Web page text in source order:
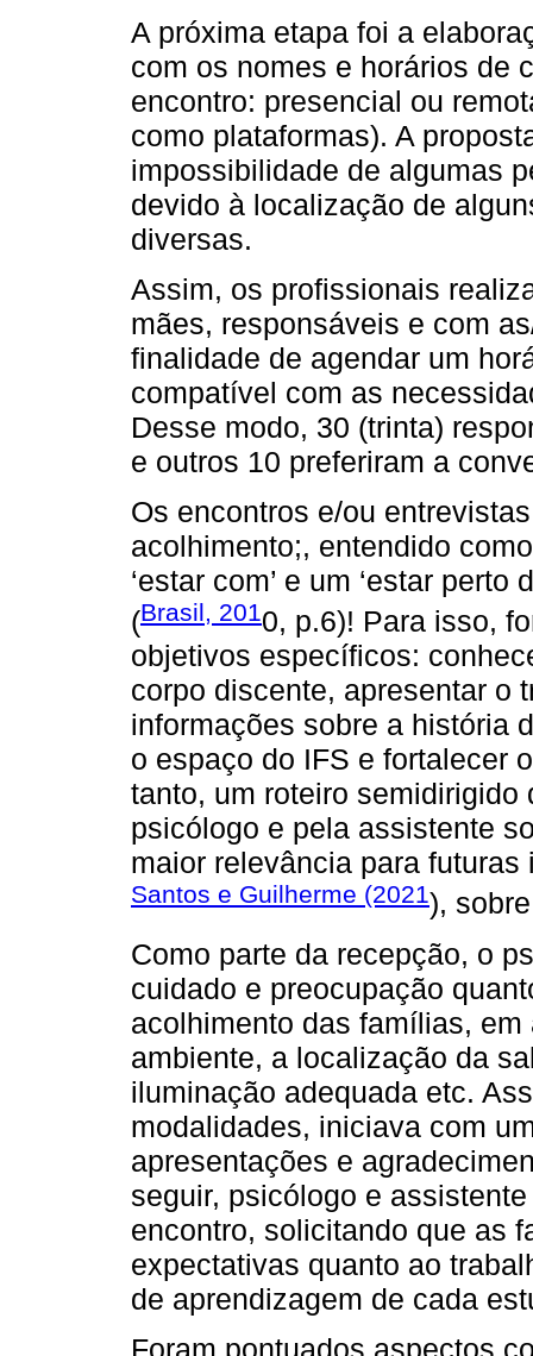
A próxima etapa foi a
com os nomes e horários de
encontro: presencial ou
como plataformas). A
impossibilidade de algumas
devido à localização de
diversas.
Assim, os profissionais
mães, responsáveis e com
finalidade de agendar um
compatível com as
Desse modo, 30 (trinta)
e outros 10 preferiram a
Os encontros e/ou
acolhimento;, entendido
‘estar com’ e um ‘estar
(Brasil, 2010, p.6)! Para isso,
objetivos específicos:
corpo discente, apresentar o
informações sobre a história
o espaço do IFS e fortalecer
tanto, um roteiro
psicólogo e pela assistente
maior relevância para
Santos e Guilherme (2021),
Como parte da recepção, o
cuidado e preocupação
acolhimento das famílias,
ambiente, a localização da
iluminação adequada etc.
modalidades, iniciava com
apresentações e
seguir, psicólogo e
encontro, solicitando que as
expectativas quanto ao
de aprendizagem de cada
Foram pontuados aspectos